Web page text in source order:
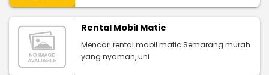
Rental Mobil Matic
Mencari rental mobil matic Semarang murah
yang nyaman, uni